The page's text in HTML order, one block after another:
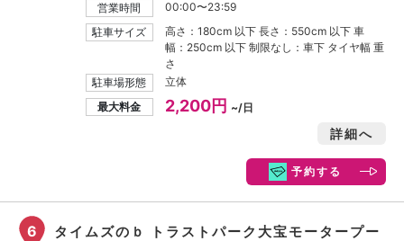
営業時間
00:00〜23:59
駐車サイズ
高さ：180cm 以下 長さ：550cm 以下 車
幅：250cm 以下 制限なし：車下 タイヤ幅 重
さ
駐車場形態
立体
最大料金
2,200円 ~/日
詳細へ
予約する
6
タイムズのｂ トラストパーク大宝モータープー